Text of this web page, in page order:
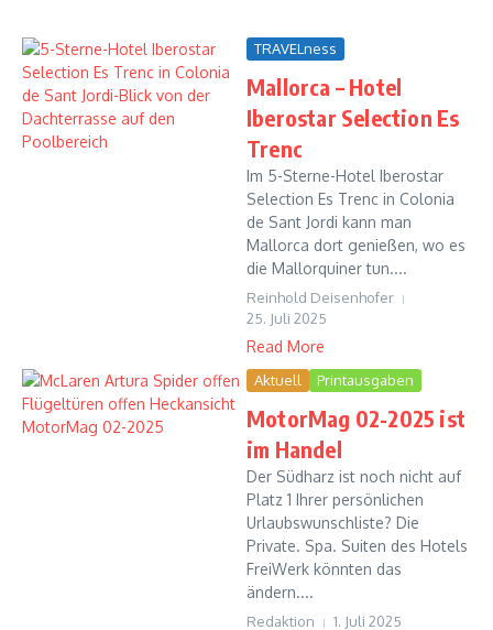
CDE 2026: High Class Event in München
TRAVELness
Mallorca – Hotel
Iberostar Selection Es
Trenc
Im 5-Sterne-Hotel Iberostar
Selection Es Trenc in Colonia
de Sant Jordi kann man
Mallorca dort genießen, wo es
die Mallorquiner tun....
Reinhold Deisenhofer
25. Juli 2025
Read More
Aktuell Printausgaben
MotorMag 02-2025 ist
im Handel
Der Südharz ist noch nicht auf
Platz 1 Ihrer persönlichen
Urlaubswunschliste? Die
Private. Spa. Suiten des Hotels
FreiWerk könnten das
ändern....
Redaktion 1. Juli 2025